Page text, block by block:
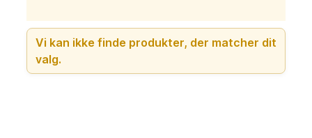
Vi kan ikke finde produkter, der matcher dit
valg.